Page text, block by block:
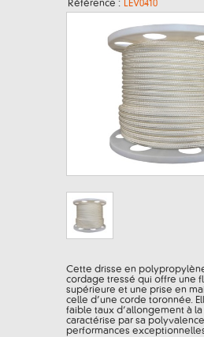
Référence : LEV0410
Cette drisse en
cordage tressé qui offre une
supérieure et une prise en
celle d’une corde toronnée.
faible taux d’allongement à
caractérise par sa
performances exceptionnelles.